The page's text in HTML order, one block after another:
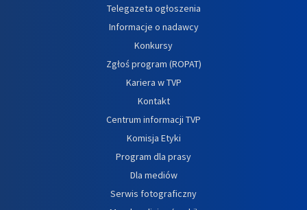
Telegazeta ogłoszenia
Informacje o nadawcy
Konkursy
Zgłoś program (ROPAT)
Kariera w TVP
Kontakt
Centrum informacji TVP
Komisja Etyki
Program dla prasy
Dla mediów
Serwis fotograficzny